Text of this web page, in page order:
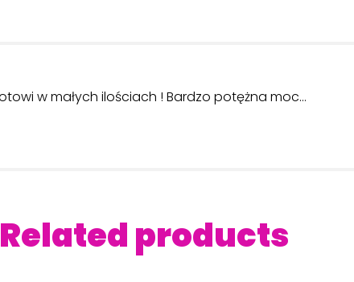
w małych ilościach ! Bardzo potężna moc…
Related products